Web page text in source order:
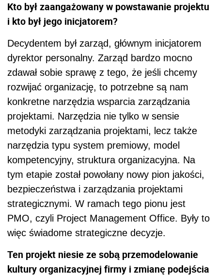
Kto był zaangażowany w powstawanie projektu
i kto był jego inicjatorem?
Decydentem był zarząd, głównym inicjatorem
dyrektor personalny. Zarząd bardzo mocno
zdawał sobie sprawę z tego, że jeśli chcemy
rozwijać organizację, to potrzebne są nam
konkretne narzędzia wsparcia zarządzania
projektami. Narzędzia nie tylko w sensie
metodyki zarządzania projektami, lecz także
narzędzia typu system premiowy, model
kompetencyjny, struktura organizacyjna. Na
tym etapie został powołany nowy pion jakości,
bezpieczeństwa i zarządzania projektami
strategicznymi. W ramach tego pionu jest
PMO, czyli Project Management Office. Były to
więc świadome strategiczne decyzje.
Ten projekt niesie ze sobą przemodelowanie
kultury organizacyjnej firmy i zmianę podejścia